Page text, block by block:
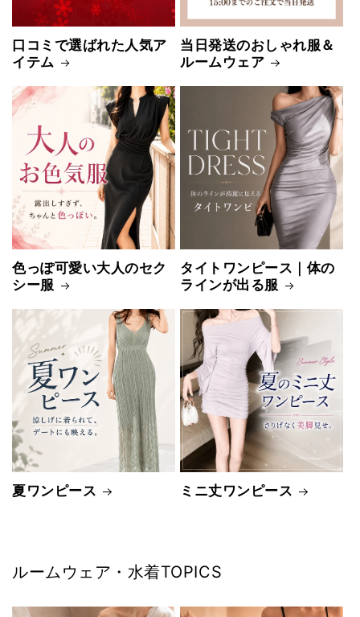
口コミで選ばれた人気ア
イテム
当日発送のおしゃれ服＆
ルームウェア
色っぽ可愛い大人のセク
シー服
タイトワンピース｜体の
ラインが出る服
夏ワンピース ミニ丈ワンピース
ルームウェア・水着TOPICS